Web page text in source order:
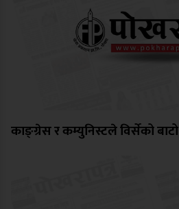
काङ्ग्रेस र कम्युनिस्टले विर्सेको बाटो